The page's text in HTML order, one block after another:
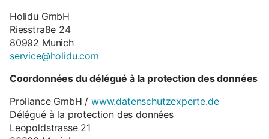
Holidu GmbH
Riesstraße 24
80992 Munich
service@holidu.com
Coordonnées du délégué à la protection des données
Proliance GmbH /www.datenschutzexperte.de
Délégué à la protection des données
Leopoldstrasse 21